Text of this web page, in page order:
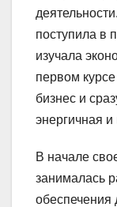
поступила в
изучала
первом
бизнес и
энергичная
В начале
занималась
обеспечения